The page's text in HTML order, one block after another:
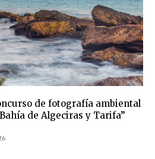
de fotografía ambiental
de Algeciras y Tarifa”